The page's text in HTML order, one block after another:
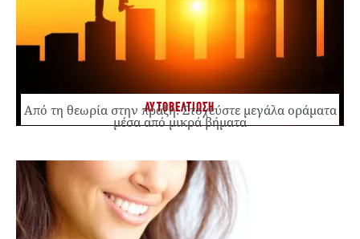
ΑΥΤΟΒΕΛΤΙΩΣΗ
Από τη θεωρία στην πράξη: Στοχεύστε μεγάλα οράματα
μέσα από μικρά βήματα